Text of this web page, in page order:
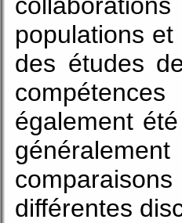
populations
des études
également
différentes